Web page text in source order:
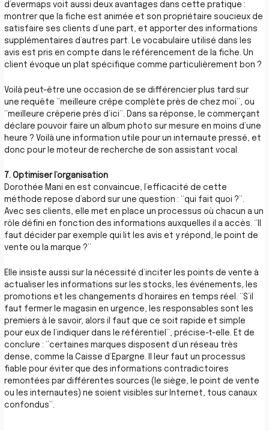
d’evermaps voit aussi deux avantages dans cette pratique :
montrer que la fiche est animée et son propriétaire soucieux de
satisfaire ses clients d’une part, et apporter des informations
supplémentaires d’autres part. Le vocabulaire utilisé dans les
avis est pris en compte dans le référencement de la fiche. Un
client évoque un plat spécifique comme particulièrement bon ?
Voilà peut-être une occasion de se différencier plus tard sur
une requête “meilleure crêpe complète près de chez moi”, ou
“meilleure crêperie près d’ici”. Dans sa réponse, le commerçant
déclare pouvoir faire un album photo sur mesure en moins d’une
heure ? Voilà une information utile pour un internaute pressé, et
donc pour le moteur de recherche de son assistant vocal.
7. Optimiser l’organisation
Dorothée Mani en est convaincue, l’efficacité de cette
méthode repose d’abord sur une question : “qui fait quoi ?”.
Avec ses clients, elle met en place un processus où chacun a un
rôle défini en fonction des informations auxquelles il a accès. “Il
faut décider par exemple qui lit les avis et y répond, le point de
vente ou la marque ?”
Elle insiste aussi sur la nécessité d’inciter les points de vente à
actualiser les informations sur les stocks, les événements, les
promotions et les changements d’horaires en temps réel. “S’il
faut fermer le magasin en urgence, les responsables sont les
premiers à le savoir, alors il faut que ce soit rapide et simple
pour eux de l’indiquer dans le référentiel”, précise-t-elle. Et de
conclure : “certaines marques disposent d’un réseau très
dense, comme la Caisse d’Epargne. Il leur faut un processus
fiable pour éviter que des informations contradictoires
remontées par différentes sources (le siège, le point de vente
ou les internautes) ne soient visibles sur Internet, tous canaux
confondus”.